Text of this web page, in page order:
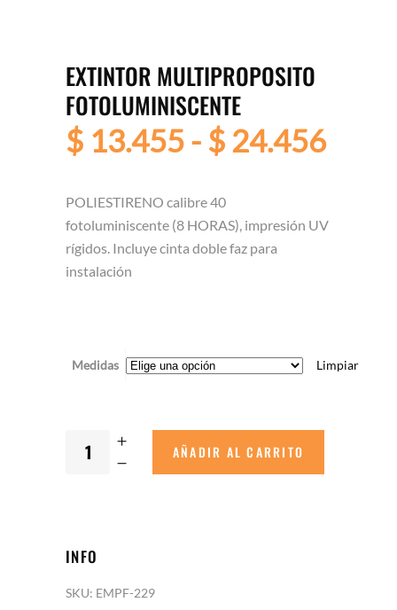
EXTINTOR MULTIPROPOSITO
FOTOLUMINISCENTE
$ 13.455- $ 24.456
$
POLIESTIRENO calibre 40
fotoluminiscente (8 HORAS), impresión UV
rígidos. Incluye cinta doble faz para
instalación
Medidas Limpiar
AÑADIR AL CARRITO
INFO
SKU: EMPF-229